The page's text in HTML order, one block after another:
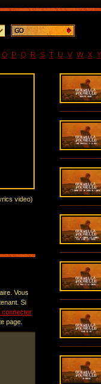
O P Q R S T U V W X Y
video)
Vous
Si
connecter
page.